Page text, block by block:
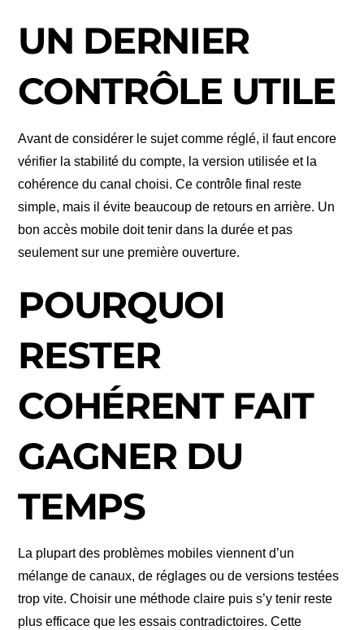
UN DERNIER
CONTRÔLE UTILE
Avant de considérer le sujet comme réglé, il faut encore
vérifier la stabilité du compte, la version utilisée et la
cohérence du canal choisi. Ce contrôle final reste
simple, mais il évite beaucoup de retours en arrière. Un
bon accès mobile doit tenir dans la durée et pas
seulement sur une première ouverture.
POURQUOI
RESTER
COHÉRENT FAIT
GAGNER DU
TEMPS
La plupart des problèmes mobiles viennent d’un
mélange de canaux, de réglages ou de versions testées
trop vite. Choisir une méthode claire puis s’y tenir reste
plus efficace que les essais contradictoires. Cette